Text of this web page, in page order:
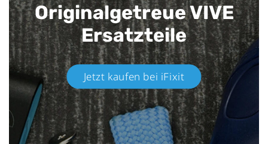
Originalgetreue VIVE
Ersatzteile
Jetzt kaufen bei iFixit​